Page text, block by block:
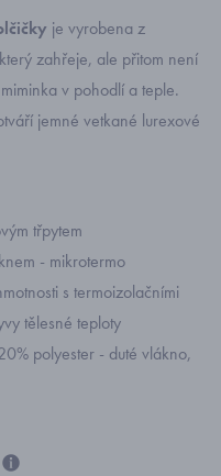
je vyrobena z
zahřeje, ale přitom není
v pohodlí a teple.
jemné vetkané lurexové
třpytem
- mikrotermo
s termoizolačními
tělesné teploty
polyester - duté vlákno,